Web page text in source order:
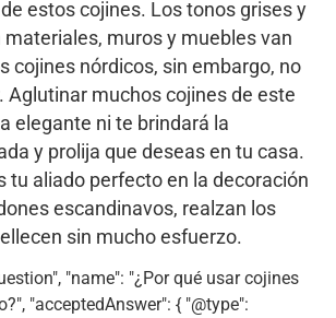
estos cojines. Los tonos grises y
muros y muebles van
cojines nórdicos, sin embargo, no
Aglutinar muchos cojines de este
elegante ni te brindará la
y prolija que deseas en tu casa.
tu aliado perfecto en la decoración
escandinavos, realzan los
sin mucho esfuerzo.
"name": "¿Por qué usar cojines
"acceptedAnswer": { "@type":